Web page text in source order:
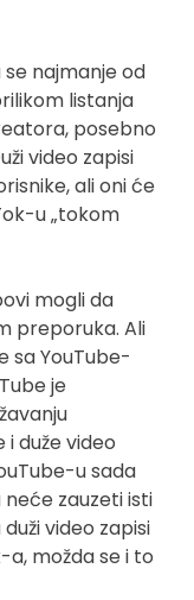
najmanje od
listanja
posebno
video zapisi
ali oni će
u „tokom
mogli da
preporuka. Ali
sa YouTube-
je
i duže video
u sada
neće zauzeti isti
video zapisi
a, možda se i to